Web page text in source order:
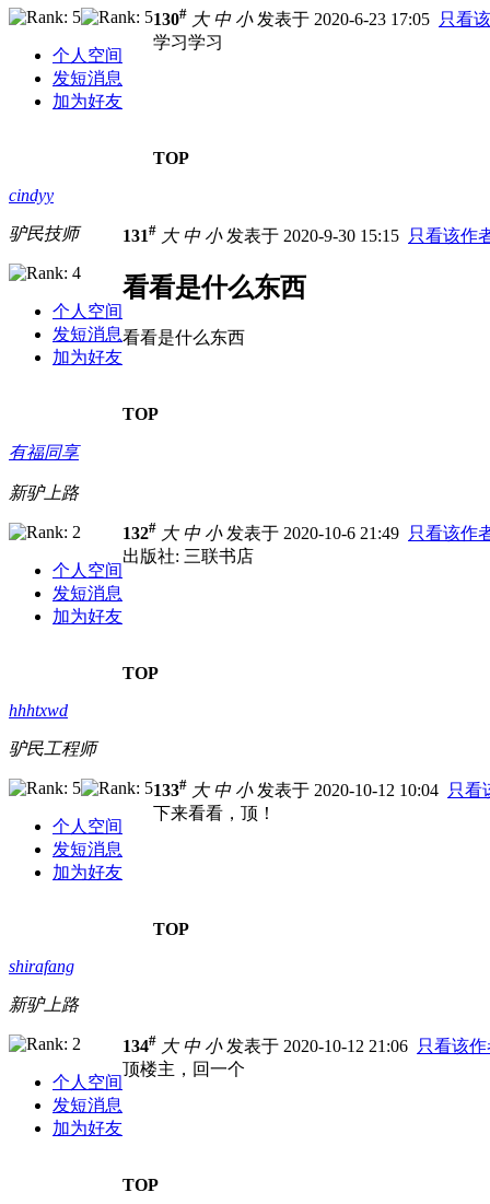
个人空间
发短消息
加为好友
130# 大 中 小发表于 2020-6-23 17:05 只看
学习学习
TOP
cindyy
驴民技师
个人空间
发短消息
加为好友
131# 大 中 小发表于 2020-9-30 15:15 只看该作
看看是什么东西
看看是什么东西
TOP
有福同享
新驴上路
个人空间
发短消息
加为好友
132# 大 中 小发表于 2020-10-6 21:49 只看该作
出版社: 三联书店
TOP
hhhtxwd
驴民工程师
个人空间
发短消息
加为好友
133# 大 中 小发表于 2020-10-12 10:04 只看
下来看看，顶！
TOP
shirafang
新驴上路
个人空间
发短消息
加为好友
134# 大 中 小发表于 2020-10-12 21:06 只看该
顶楼主，回一个
TOP